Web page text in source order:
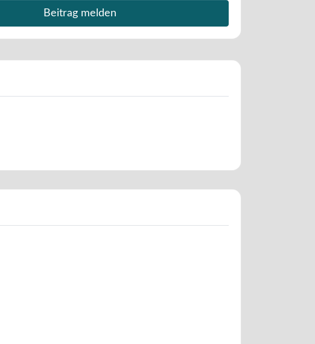
Beitrag melden